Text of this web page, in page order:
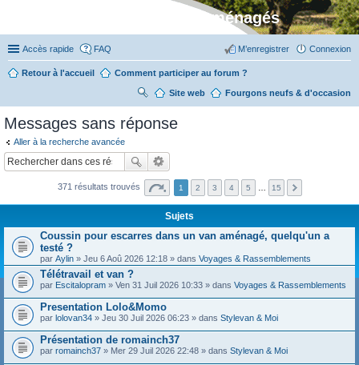
Stylevan - Vans aménagés
Accès rapide FAQ Connexion
M’enregistrer
Retour à l'accueil Comment participer au forum ?
Fourgons neufs & d'occasion
Site web
R
her
ch
er
Messages sans réponse
Aller à la recherche avancée
371 résultats trouvés 1 2 3 4 5 15
Sujets
Coussin pour escarres dans un van aménagé, quelqu'un a
testé ?
par Aylin » Jeu 6 Aoû 2026 12:18 » dans Voyages & Rassemblements
Télétravail et van ?
par Escitalopram » Ven 31 Juil 2026 10:33 » dans Voyages & Rassemblements
Presentation Lolo&Momo
par lolovan34 » Jeu 30 Juil 2026 06:23 » dans Stylevan & Moi
Présentation de romainch37
par romainch37 » Mer 29 Juil 2026 22:48 » dans Stylevan & Moi